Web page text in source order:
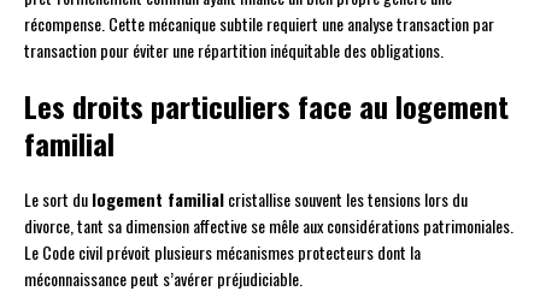
récompense. Cette mécanique subtile requiert une analyse transaction par
transaction pour éviter une répartition inéquitable des obligations.
Les droits particuliers face au logement
familial
Le sort dulogement familialcristallise souvent les tensions lors du
divorce, tant sa dimension affective se mêle aux considérations patrimoniales.
Le Code civil prévoit plusieurs mécanismes protecteurs dont la
méconnaissance peut s’avérer préjudiciable.